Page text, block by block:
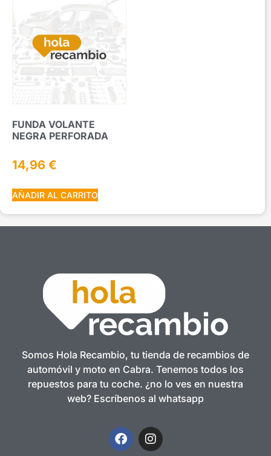
FUNDA VOLANTE
NEGRA PERFORADA
14,96 €
AÑADIR AL CARRITO
Somos Hola Recambio, tu tienda de recambios de
automóvil y moto en Cabra. Tenemos todos los
repuestos para tu coche. ¿no lo ves en nuestra
web? Escríbenos al whatsapp